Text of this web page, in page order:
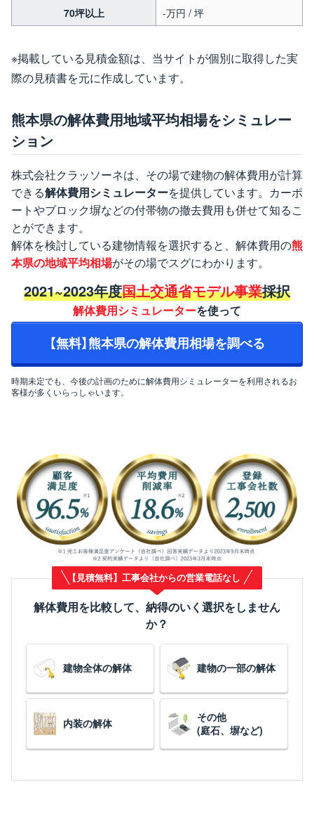
70坪以上
-万円 / 坪
※掲載している見積金額は、当サイトが個別に取得した実
際の見積書を元に作成しています。
熊本県の解体費用地域平均相場をシミュレー
ション
株式会社クラッソーネは、その場で建物の解体費用が計算
できる解体費用シミュレーターを提供しています。カーポ
ートやブロック塀などの付帯物の撤去費用も併せて知るこ
とができます。
解体を検討している建物情報を選択すると、解体費用の熊
本県の地域平均相場がその場でスグにわかります。
2021~2023年度国土交通省モデル事業採択
解体費用シミュレーターを使って
【無料】熊本県の解体費用相場を調べる
時期未定でも、今後の計画のために解体費用シミュレーターを利用されるお
客様が多くいらっしゃいます。
【見積無料】工事会社からの営業電話なし
解体費用を比較して、納得のいく選択をしません
か？
建物全体の解体 建物の一部の解体
内装の解体
その他
(庭石、塀など)